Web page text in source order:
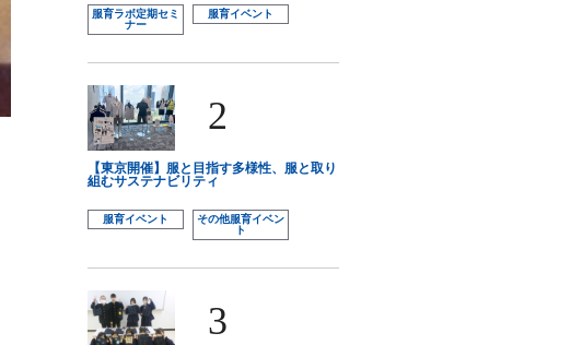
服育ラボ定期セミ
ナー
服育イベント
2
【東京開催】服と目指す多様性、服と取り
組むサステナビリティ
服育イベント
その他服育イベン
ト
3